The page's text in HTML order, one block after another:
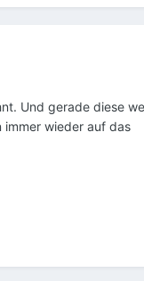
Und gerade diese
immer wieder auf das